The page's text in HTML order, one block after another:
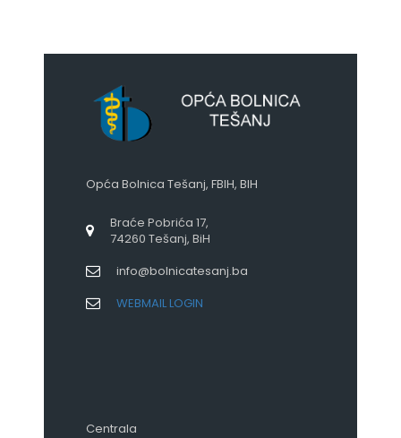
Opća Bolnica Tešanj, FBIH, BIH
Braće Pobrića 17,
74260 Tešanj, BiH
info@bolnicatesanj.ba
WEBMAIL LOGIN
Centrala